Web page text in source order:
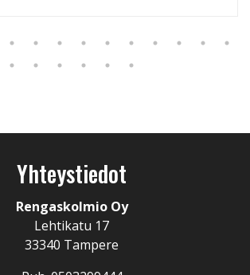
Yhteystiedot
Rengaskolmio Oy
Lehtikatu 17
33340 Tampere